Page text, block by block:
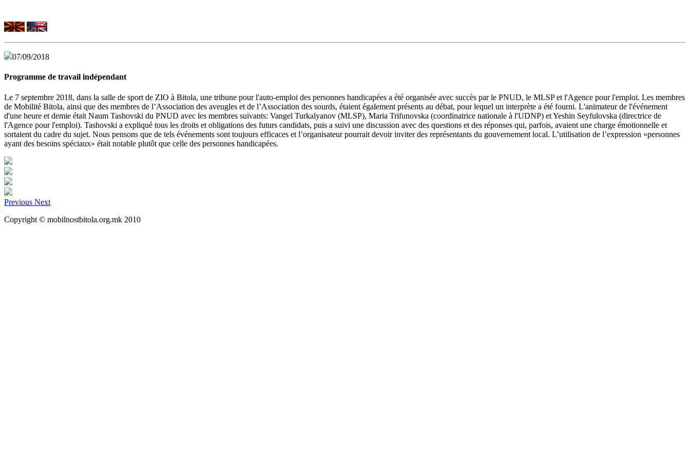
07/09/2018
Programme de travail indépendant
Le 7 septembre 2018, dans la salle de sport de ZIO à Bitola, une tribune pour l'auto-emploi des personnes handicapées a été organisée avec succès par le PNUD, le MLSP et l'Agence pour l'emploi. Les membres
de Mobilité Bitola, ainsi que des membres de l’Association des aveugles et de l’Association des sourds, étaient également présents au débat, pour lequel un interprète a été fourni. L'animateur de l'événement
d'une heure et demie était Naum Tashovski du PNUD avec les membres suivants: Vangel Turkalyanov (MLSP), Maria Trifunovska (coordinatrice nationale à l'UDNP) et Yeshin Seyfulovska (directrice de
l'Agence pour l'emploi). Tashovski a expliqué tous les droits et obligations des futurs candidats, puis a suivi une discussion avec des questions et des réponses qui, parfois, avaient une charge émotionnelle et
sortaient du cadre du sujet. Nous pensons que de tels événements sont toujours efficaces et l’organisateur pourrait devoir inviter des représentants du gouvernement local. L’utilisation de l’expression «personnes
ayant des besoins spéciaux» était notable plutôt que celle des personnes handicapées.
Previous Next
Copyright © mobilnostbitola.org.mk 2010